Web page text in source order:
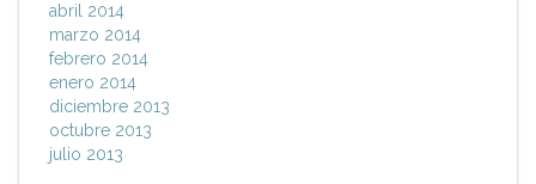
abril 2014
marzo 2014
febrero 2014
enero 2014
diciembre 2013
octubre 2013
julio 2013